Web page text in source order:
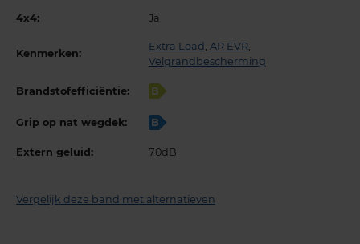
4x4: Ja
Kenmerken:
Extra Load , AR EVR,
Velgrandbescherming
Brandstofefficiëntie: B
Grip op nat wegdek: B
Extern geluid: 70dB
Vergelijk deze band met alternatieven